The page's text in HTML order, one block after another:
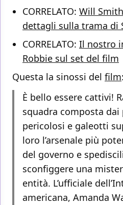
CORRELATO: Will
dettagli sulla trama di
CORRELATO: Il nostro
Robbie sul set del film
Questa la sinossi del film:
È bello essere cattivi!
squadra composta
pericolosi e galeotti
loro l’arsenale più
del governo e
sconfiggere una
entità. L’ufficiale
americana, Amanda